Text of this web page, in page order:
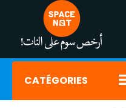
CATÉGORIES